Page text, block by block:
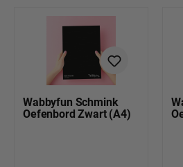
Wabbyfun Schmink
Oefenbord Zwart (A4)